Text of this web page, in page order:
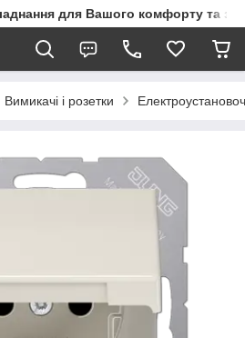
для Вашого комфорту та
Вимикачі і розетки